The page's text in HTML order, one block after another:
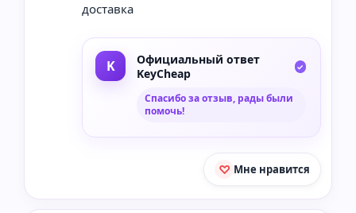
доставка
Официальный ответ
KeyCheap
Спасибо за отзыв, рады были
помочь!
Мне нравится